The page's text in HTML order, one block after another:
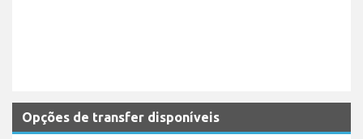
Opções de transfer disponíveis